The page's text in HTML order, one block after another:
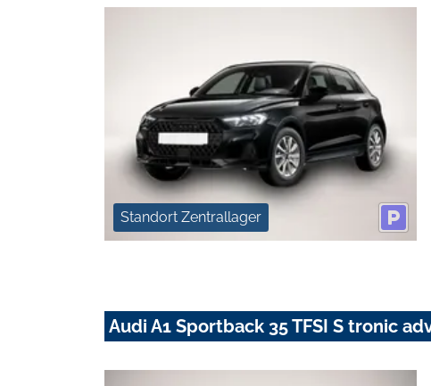
Standort Zentrallager
Audi A1 Sportback 35 TFSI S tronic